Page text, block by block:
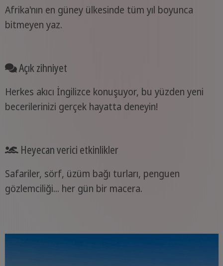
Afrika'nın en güney ülkesinde tüm yıl boyunca
bitmeyen yaz.
Açık zihniyet
Herkes akıcı İngilizce konuşuyor, bu yüzden yeni
becerilerinizi gerçek hayatta deneyin!
Heyecan verici etkinlikler
Safariler, sörf, üzüm bağı turları, penguen
gözlemciliği... her gün bir macera.